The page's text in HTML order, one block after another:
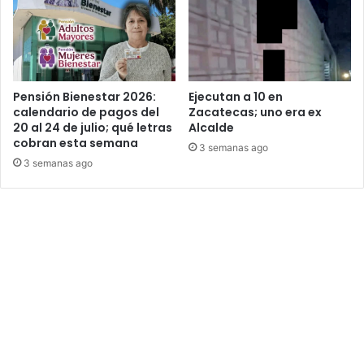
Pensión Bienestar 2026:
calendario de pagos del
20 al 24 de julio; qué letras
cobran esta semana
3 semanas ago
Ejecutan a 10 en
Zacatecas; uno era ex
Alcalde
3 semanas ago